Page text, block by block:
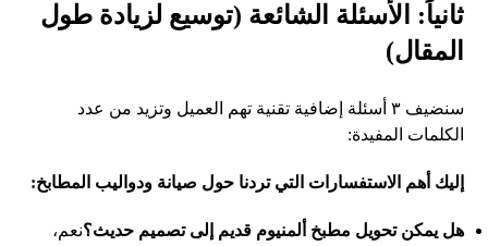
ثانياً: الأسئلة الشائعة (توسيع لزيادة طول
المقال)
سنضيف ٣ أسئلة إضافية تقنية تهم العميل وتزيد من عدد
الكلمات المفيدة:
إليك أهم الاستفسارات التي تردنا حول صيانة ودواليب المطابخ:
هل يمكن تحويل مطبخ ألمنيوم قديم إلى تصميم حديث؟نعم،